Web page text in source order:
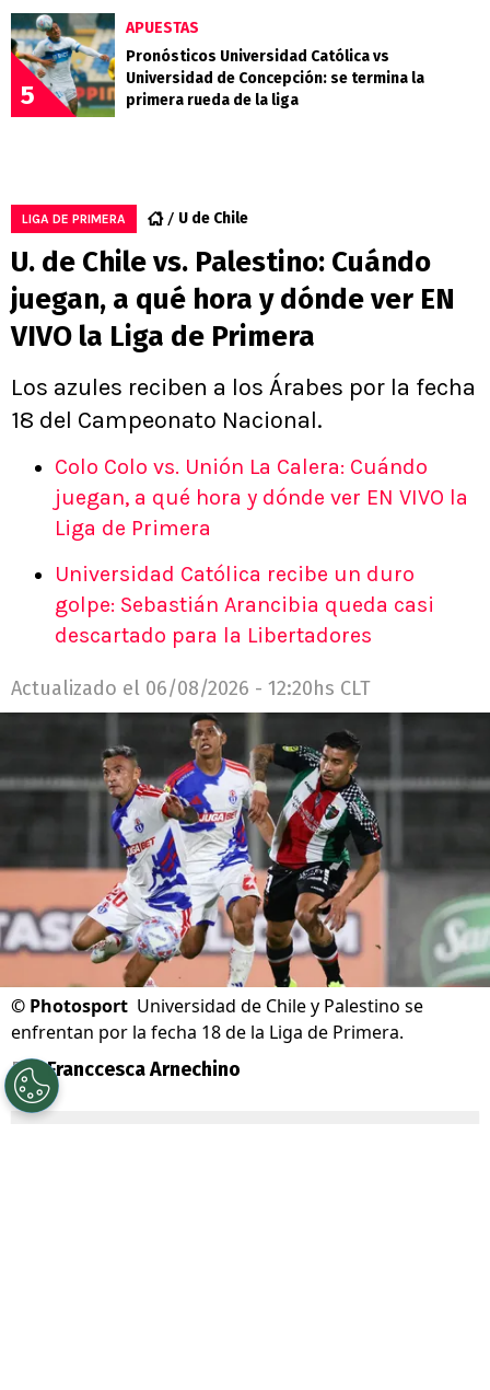
5
APUESTAS
Pronósticos Universidad Católica vs
Universidad de Concepción: se termina la
primera rueda de la liga
LIGA DE PRIMERA U de Chile
U. de Chile vs. Palestino: Cuándo
juegan, a qué hora y dónde ver EN
VIVO la Liga de Primera
Los azules reciben a los Árabes por la fecha
18 del Campeonato Nacional.
Colo Colo vs. Unión La Calera: Cuándo
juegan, a qué hora y dónde ver EN VIVO la
Liga de Primera
Universidad Católica recibe un duro
golpe: Sebastián Arancibia queda casi
descartado para la Libertadores
Actualizado el 06/08/2026 - 12:20hs CLT
© Photosport Universidad de Chile y Palestino se
enfrentan por la fecha 18 de la Liga de Primera.
Por Franccesca Arnechino